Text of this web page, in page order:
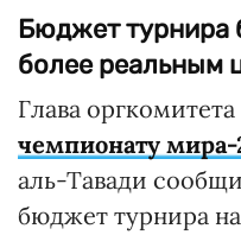
Бюджет турнира
более реальным
Глава
чемпионату мира-
аль-Тавади
бюджет турнира